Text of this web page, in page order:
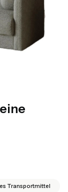
Transportmittel